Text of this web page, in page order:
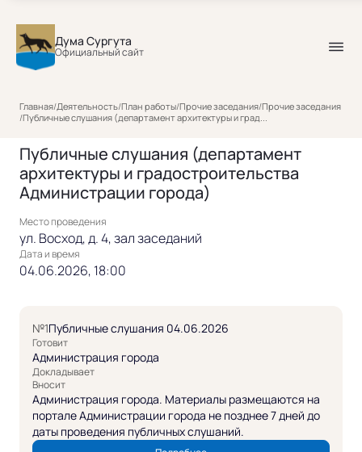
Дума Сургута
Официальный сайт
Главная/Деятельность/План работы/Прочие заседания/Прочие заседания
/Публичные слушания (департамент архитектуры и град...
Публичные слушания (департамент
архитектуры и градостроительства
Администрации города)
Место проведения
ул. Восход, д. 4, зал заседаний
Дата и время
04.06.2026, 18:00
№1Публичные слушания 04.06.2026
Готовит
Администрация города
Докладывает
Вносит
Администрация города. Материалы размещаются на
портале Администрации города не позднее 7 дней до
даты проведения публичных слушаний.